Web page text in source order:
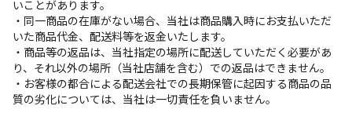
いことがあります。
・同一商品の在庫がない場合、当社は商品購入時にお支払いただ
いた商品代金、配送料等を返金いたします。
・商品等の返品は、当社指定の場所に配送していただく必要があ
り、それ以外の場所（当社店舗を含む）での返品はできません。
・お客様の都合による配送会社での長期保管に起因する商品の品
質の劣化については、当社は一切責任を負いません。